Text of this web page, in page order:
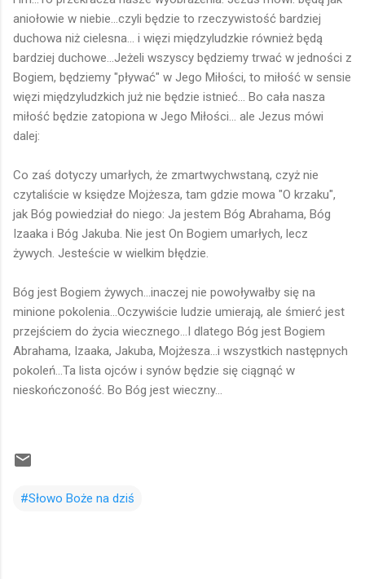
aniołowie w niebie...czyli będzie to rzeczywistość bardziej
duchowa niż cielesna... i więzi międzyludzkie również będą
bardziej duchowe...Jeżeli wszyscy będziemy trwać w jedności z
Bogiem, będziemy "pływać" w Jego Miłości, to miłość w sensie
więzi międzyludzkich już nie będzie istnieć... Bo cała nasza
miłość będzie zatopiona w Jego Miłości... ale Jezus mówi
dalej:
Co zaś dotyczy umarłych, że zmartwychwstaną, czyż nie
czytaliście w księdze Mojżesza, tam gdzie mowa "O krzaku",
jak Bóg powiedział do niego: Ja jestem Bóg Abrahama, Bóg
Izaaka i Bóg Jakuba. Nie jest On Bogiem umarłych, lecz
żywych. Jesteście w wielkim błędzie.
Bóg jest Bogiem żywych...inaczej nie powoływałby się na
minione pokolenia...Oczywiście ludzie umierają, ale śmierć jest
przejściem do życia wiecznego...I dlatego Bóg jest Bogiem
Abrahama, Izaaka, Jakuba, Mojżesza...i wszystkich następnych
pokoleń...Ta lista ojców i synów będzie się ciągnąć w
nieskończoność. Bo Bóg jest wieczny...
#Słowo Boże na dziś